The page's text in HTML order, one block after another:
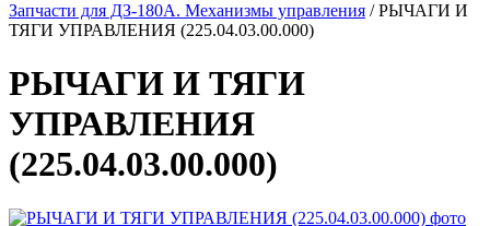
Запчасти для ДЗ-180А. Механизмы управления /РЫЧАГИ И
ТЯГИ УПРАВЛЕНИЯ (225.04.03.00.000)
РЫЧАГИ И ТЯГИ
УПРАВЛЕНИЯ
(225.04.03.00.000)